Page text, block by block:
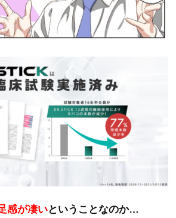
感が凄いということなのか…